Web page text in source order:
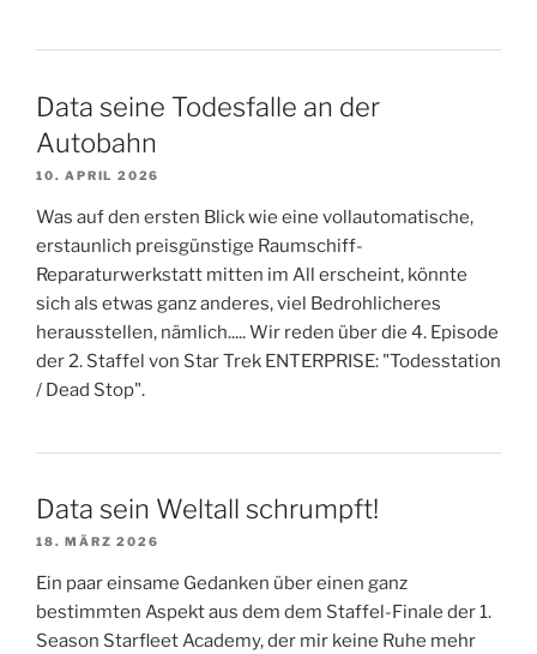
Data seine Todesfalle an der
Autobahn
10. APRIL 2026
Was auf den ersten Blick wie eine vollautomatische,
erstaunlich preisgünstige Raumschiff-
Reparaturwerkstatt mitten im All erscheint, könnte
sich als etwas ganz anderes, viel Bedrohlicheres
herausstellen, nämlich..... Wir reden über die 4. Episode
der 2. Staffel von Star Trek ENTERPRISE: "Todesstation
/ Dead Stop".
Data sein Weltall schrumpft!
18. MÄRZ 2026
Ein paar einsame Gedanken über einen ganz
bestimmten Aspekt aus dem dem Staffel-Finale der 1.
Season Starfleet Academy, der mir keine Ruhe mehr